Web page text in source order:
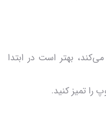
بهتر است در ابتدا
را تمیز کنید.